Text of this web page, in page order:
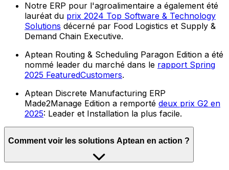
Notre ERP pour l'agroalimentaire a également été
lauréat du prix 2024 Top Software & Technology
Solutions décerné par Food Logistics et Supply &
Demand Chain Executive.
Aptean Routing & Scheduling Paragon Edition a été
nommé leader du marché dans le rapport Spring
2025 FeaturedCustomers.
Aptean Discrete Manufacturing ERP
Made2Manage Edition a remporté deux prix G2 en
2025: Leader et Installation la plus facile.
Comment voir les solutions Aptean en action ?